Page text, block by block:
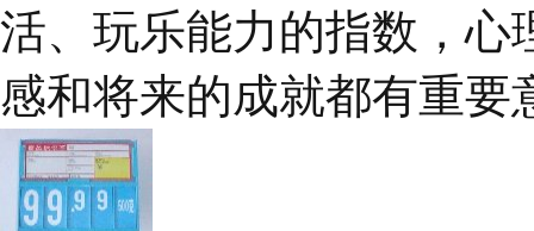
活、玩乐能力的指数，心
感和将来的成就都有重要